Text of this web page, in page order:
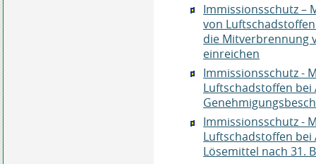
Immissionsschutz –
von
die Mitverbrennung
einreichen
Immissionsschutz -
Luftschadstoffen bei
Immissionsschutz -
Luftschadstoffen
Lösemittel nach 31.